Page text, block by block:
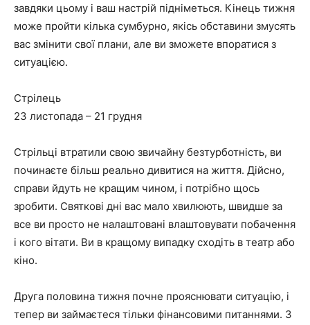
завдяки цьому і ваш настрій підніметься. Кінець тижня
може пройти кілька сумбурно, якісь обставини змусять
вас змінити свої плани, але ви зможете впоратися з
ситуацією.
Стрілець
23 листопада – 21 грудня
Стрільці втратили свою звичайну безтурботність, ви
починаєте більш реально дивитися на життя. Дійсно,
справи йдуть не кращим чином, і потрібно щось
зробити. Святкові дні вас мало хвилюють, швидше за
все ви просто не налаштовані влаштовувати побачення
і кого вітати. Ви в кращому випадку сходіть в театр або
кіно.
Друга половина тижня почне прояснювати ситуацію, і
тепер ви займаєтеся тільки фінансовими питаннями. З